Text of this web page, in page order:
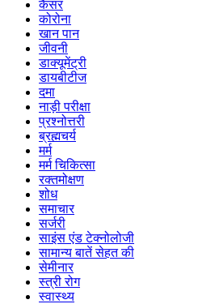
कैंसर
कोरोना
खान पान
जीवनी
डाक्यूमेंट्री
डायबीटीज
दमा
नाड़ी परीक्षा
प्रश्नोत्तरी
ब्रह्मचर्य
मर्म
मर्म चिकित्सा
रक्तमोक्षण
शोध
समाचार
सर्जरी
साइंस एंड टेक्नोलोजी
सामान्य बातें सेहत की
सेमीनार
स्त्री रोग
स्वास्थ्य